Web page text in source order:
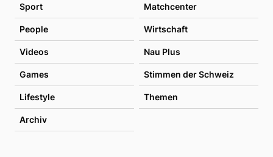
Sport Matchcenter
People Wirtschaft
Videos Nau Plus
Games Stimmen der Schweiz
Lifestyle Themen
Archiv